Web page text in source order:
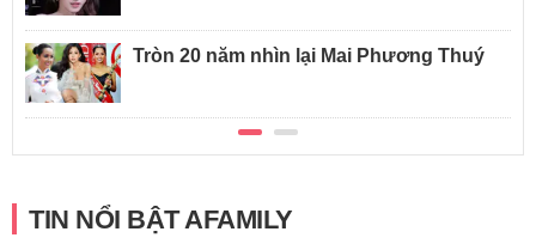
Tròn 20 năm nhìn lại Mai Phương Thuý
TIN NỔI BẬT AFAMILY